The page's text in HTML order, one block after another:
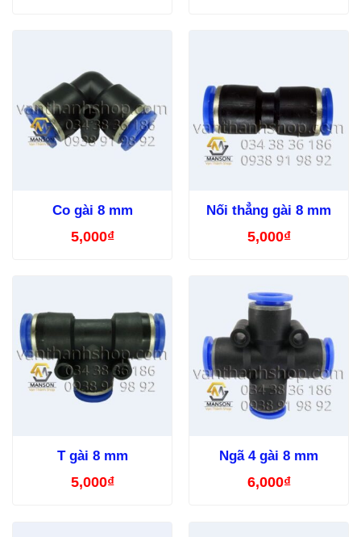
Co gài 8 mm
5,000₫
Nối thẳng gài 8 mm
5,000₫
T gài 8 mm
5,000₫
Ngã 4 gài 8 mm
6,000₫